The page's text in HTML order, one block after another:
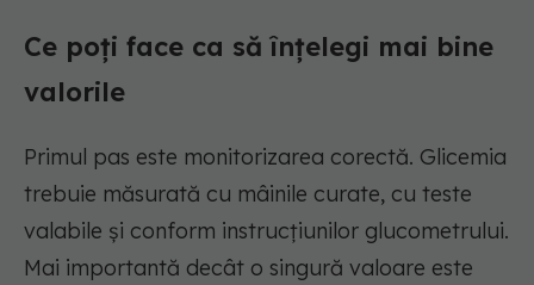
Ce poți face ca să înțelegi mai bine
valorile
Primul pas este monitorizarea corectă. Glicemia
trebuie măsurată cu mâinile curate, cu teste
valabile și conform instrucțiunilor glucometrului.
Mai importantă decât o singură valoare este